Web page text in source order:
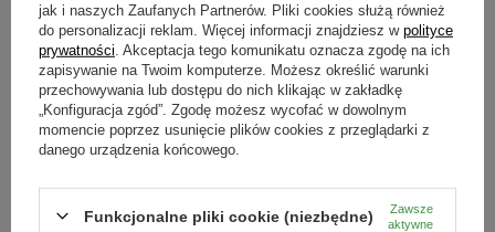
Stojak na narzędzia 60 cm x 30 cm x
54 cm – Garland
109,99 zł
SZCZEGÓŁY
Zrywacz do owoców z przegubem
RG-M – Multi-Star – Wolf Garten
120,99 zł
jak i naszych Zaufanych Partnerów. Pliki cookies służą również
do personalizacji reklam. Więcej informacji znajdziesz w polityce
prywatności . Akceptacja tego komunikatu oznacza zgodę na ich
zapisywanie na Twoim komputerze. Możesz określić warunki
przechowywania lub dostępu do nich klikając w zakładkę
„Konfiguracja zgód”. Zgodę możesz wycofać w dowolnym
momencie poprzez usunięcie plików cookies z przeglądarki z
danego urządzenia końcowego.
Funkcjonalne pliki cookie (niezbędne)
Zawsze
aktywne